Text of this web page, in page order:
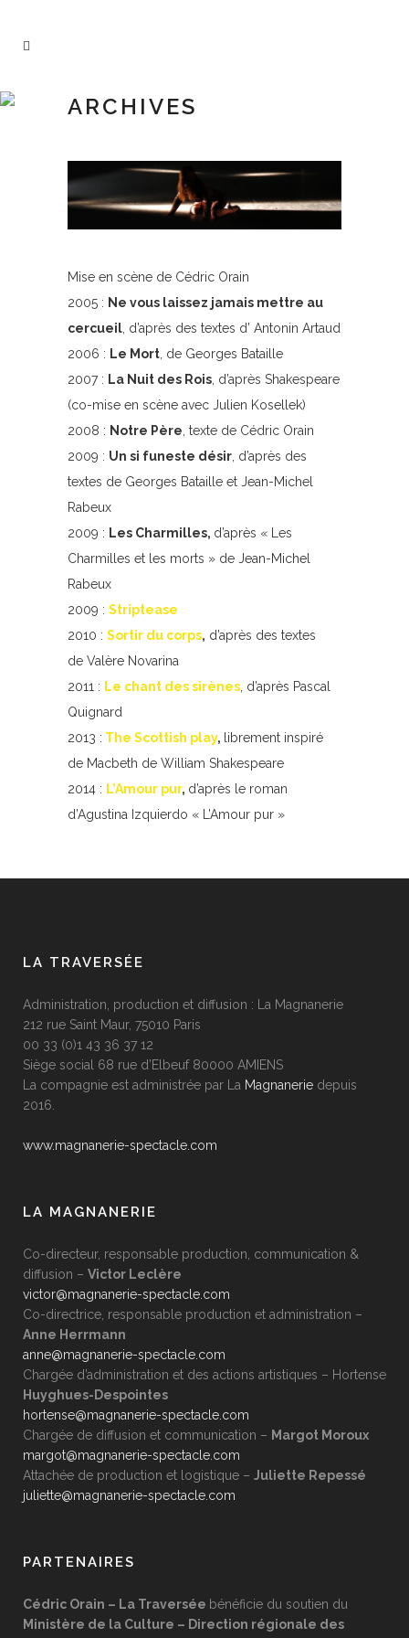
ARCHIVES
Mise en scène de Cédric Orain
2005 : Ne vous laissez jamais mettre au
cercueil , d’après des textes d’ Antonin Artaud
2006 : Le Mort , de Georges Bataille
2007 : La Nuit des Rois , d’après Shakespeare
(co-mise en scène avec Julien Kosellek)
2008 : Notre Père , texte de Cédric Orain
2009 : Un si funeste désir , d’après des
textes de Georges Bataille et Jean-Michel
Rabeux
2009 : Les Charmilles, d’après « Les
Charmilles et les morts » de Jean-Michel
Rabeux
2009 : Striptease
2010 : Sortir du corps, d’après des textes
de Valère Novarina
2011 : Le chant des sirènes , d’après Pascal
Quignard
2013 : The Scottish play, librement inspiré
de Macbeth de William Shakespeare
2014 : L’Amour pur, d’après le roman
d’Agustina Izquierdo « L’Amour pur »
LA TRAVERSÉE
Administration, production et diffusion : La Magnanerie
212 rue Saint Maur, 75010 Paris
00 33 (0)1 43 36 37 12
Siège social 68 rue d’Elbeuf 80000 AMIENS
La compagnie est administrée par La Magnanerie depuis
2016.
www.magnanerie-spectacle.com
LA MAGNANERIE
Co-directeur, responsable production, communication &
diffusion – Victor Leclère
victor@magnanerie-spectacle.com
Co-directrice, responsable production et administration –
Anne Herrmann
anne@magnanerie-spectacle.com
Chargée d’administration et des actions artistiques – Hortense
Huyghues-Despointes
hortense@magnanerie-spectacle.com
Chargée de diffusion et communication – Margot Moroux
margot@magnanerie-spectacle.com
Attachée de production et logistique – Juliette Repessé
juliette@magnanerie-spectacle.com
PARTENAIRES
Cédric Orain – La Traversée bénéficie du soutien du
Ministère de la Culture – Direction régionale des